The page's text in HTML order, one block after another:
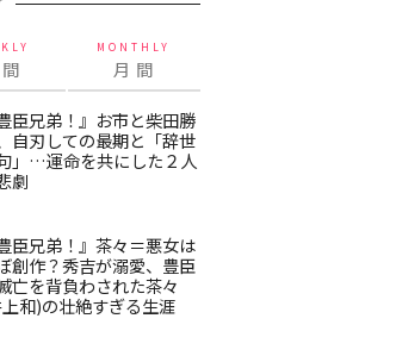
MONTHLY
月 間
臣兄弟！』お市と柴田勝
自刃しての最期と「辞世
」…運命を共にした２人
劇
臣兄弟！』茶々＝悪女は
創作？秀吉が溺愛、豊臣
亡を背負わされた茶々
和)の壮絶すぎる生涯